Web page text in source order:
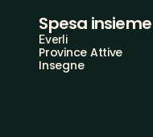
Spesa insieme
Everli
Province Attive
Insegne